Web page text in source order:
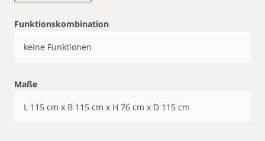
Funktionskombination
keine Funktionen
Maße
L 115 cm x B 115 cm x H 76 cm x D 115 cm